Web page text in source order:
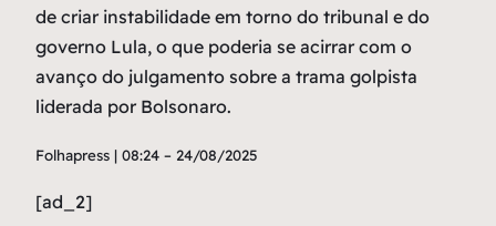
de criar instabilidade em torno do tribunal e do
governo Lula, o que poderia se acirrar com o
avanço do julgamento sobre a trama golpista
liderada por Bolsonaro.
Folhapress | 08:24 – 24/08/2025
[ad_2]